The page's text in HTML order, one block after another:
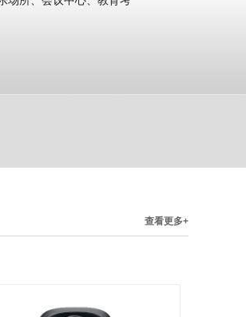
查看更多+